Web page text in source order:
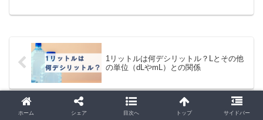
1リットルは何デシリットル？Lとその他
の単位（dLやmL）との関係
【教員のAI活用】NotebookLMで劇的に業
ホーム シェア 目次へ トップ サイドバー